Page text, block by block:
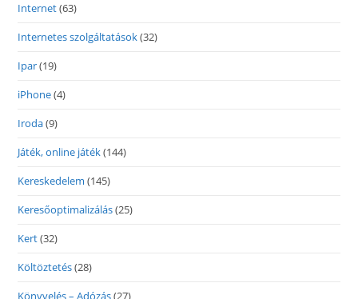
Internet(63)
Internetes szolgáltatások(32)
Ipar(19)
iPhone(4)
Iroda(9)
Játék, online játék(144)
Kereskedelem (145)
Keresőoptimalizálás(25)
Kert(32)
Költöztetés(28)
Könyvelés – Adózás(27)